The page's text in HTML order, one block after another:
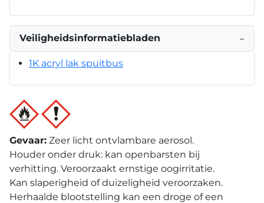
Veiligheidsinformatiebladen −
1K acryl lak spuitbus
Gevaar: Zeer licht ontvlambare aerosol.
Houder onder druk: kan openbarsten bij
verhitting. Veroorzaakt ernstige oogirritatie.
Kan slaperigheid of duizeligheid veroorzaken.
Herhaalde blootstelling kan een droge of een